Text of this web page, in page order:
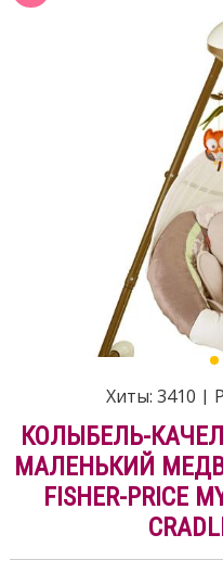
Хиты: 3410 |
КОЛЫБЕЛЬ-
МАЛЕНЬКИЙ
FISHER-PRICE